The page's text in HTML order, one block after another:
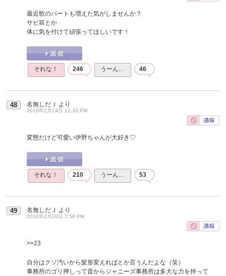
最近歌のパートも増えた気がしませんか？
サビ前とか
体に気を付けて頑張ってほしいです！
それな！ 246 うーん… 46
48 名無しだＪ より
2016年2月14日 11:33 PM
変態だけど可愛い伊野ちゃんが大好き♡
それな！ 210 うーん… 53
49 名無しだＪ より
2016年2月20日 7:58 PM
>>23
自分はクソ汚いから髪形変えればとか言うんだよな（笑）
事務所のゴリ押しって昔からジャニーズ事務所は多大な力を持って